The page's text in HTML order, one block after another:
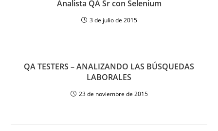
Analista QA Sr con Selenium
3 de julio de 2015
QA TESTERS – ANALIZANDO LAS BÚSQUEDAS
LABORALES
23 de noviembre de 2015